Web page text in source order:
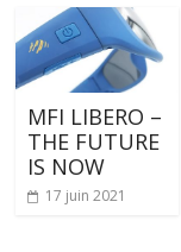
MFI LIBERO –
THE FUTURE
IS NOW
17 juin 2021